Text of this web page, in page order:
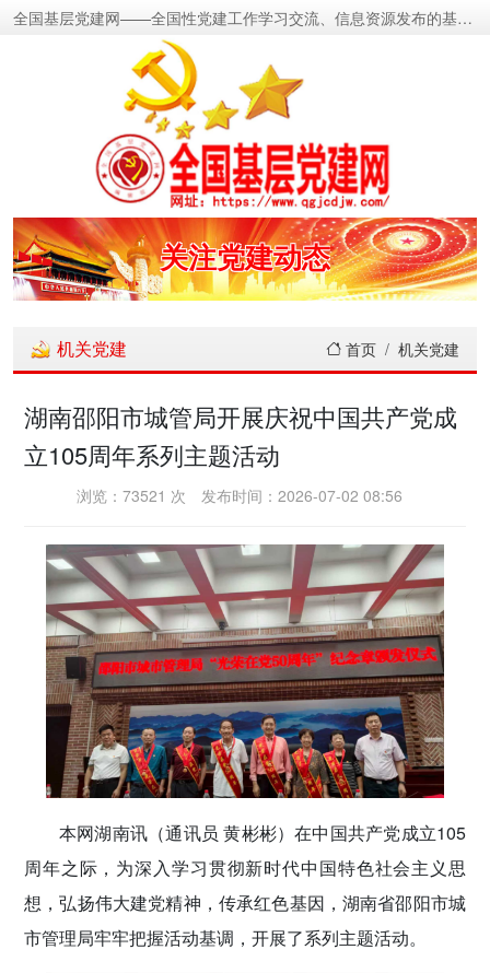
全国基层党建网——全国性党建工作学习交流、信息资源发布的基层党建新闻门户网
密切党群关系
传递党的声音
关注党建动态
传播党建理论
传递党的声音
机关党建 首页 机关党建
湖南邵阳市城管局开展庆祝中国共产党成
立105周年系列主题活动
浏览：73521 次 发布时间：2026-07-02 08:56
本网湖南讯（通讯员 黄彬彬）在中国共产党成立105
周年之际，为深入学习贯彻新时代中国特色社会主义思
想，弘扬伟大建党精神，传承红色基因，湖南省邵阳市城
市管理局牢牢把握活动基调，开展了系列主题活动。